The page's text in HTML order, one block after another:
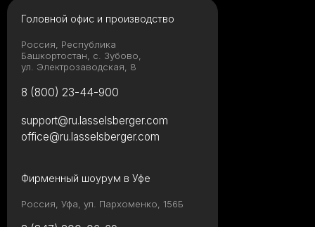
Головной офис и производство
Россия, Республика
Башкортостан, с. Зубово,
ул. Электрозаводская, 8
8 (800) 23-44-900
Фирменный шоурум в Уфе
Россия, Уфа, ул. Пархоменко, 156Б
support@ru.lasselsberger.com
office@ru.lasselsberger.com